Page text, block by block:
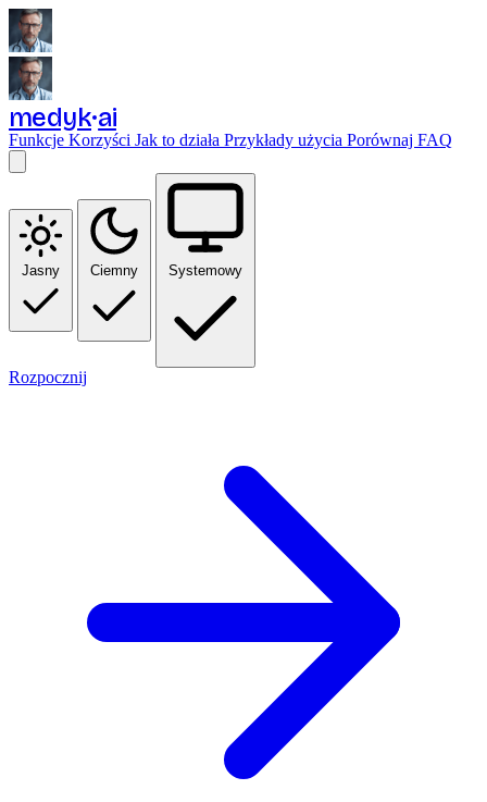
medyk ai
Funkcje Korzyści Jak to działa Przykłady użycia Porównaj FAQ
Jasny Ciemny Systemowy
Rozpocznij